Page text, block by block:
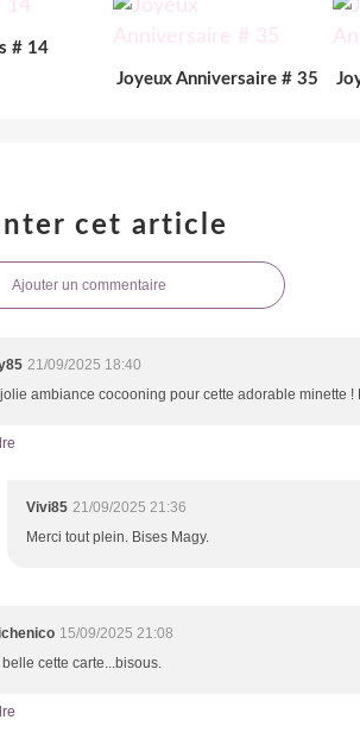
# 14
Joyeux Anniversaire # 35
cet article
Ajouter un commentaire
21/09/2025 18:40
ambiance cocooning pour cette adorable minette !
Vivi85 21/09/2025 21:36
Merci tout plein. Bises Magy.
15/09/2025 21:08
cette carte...bisous.